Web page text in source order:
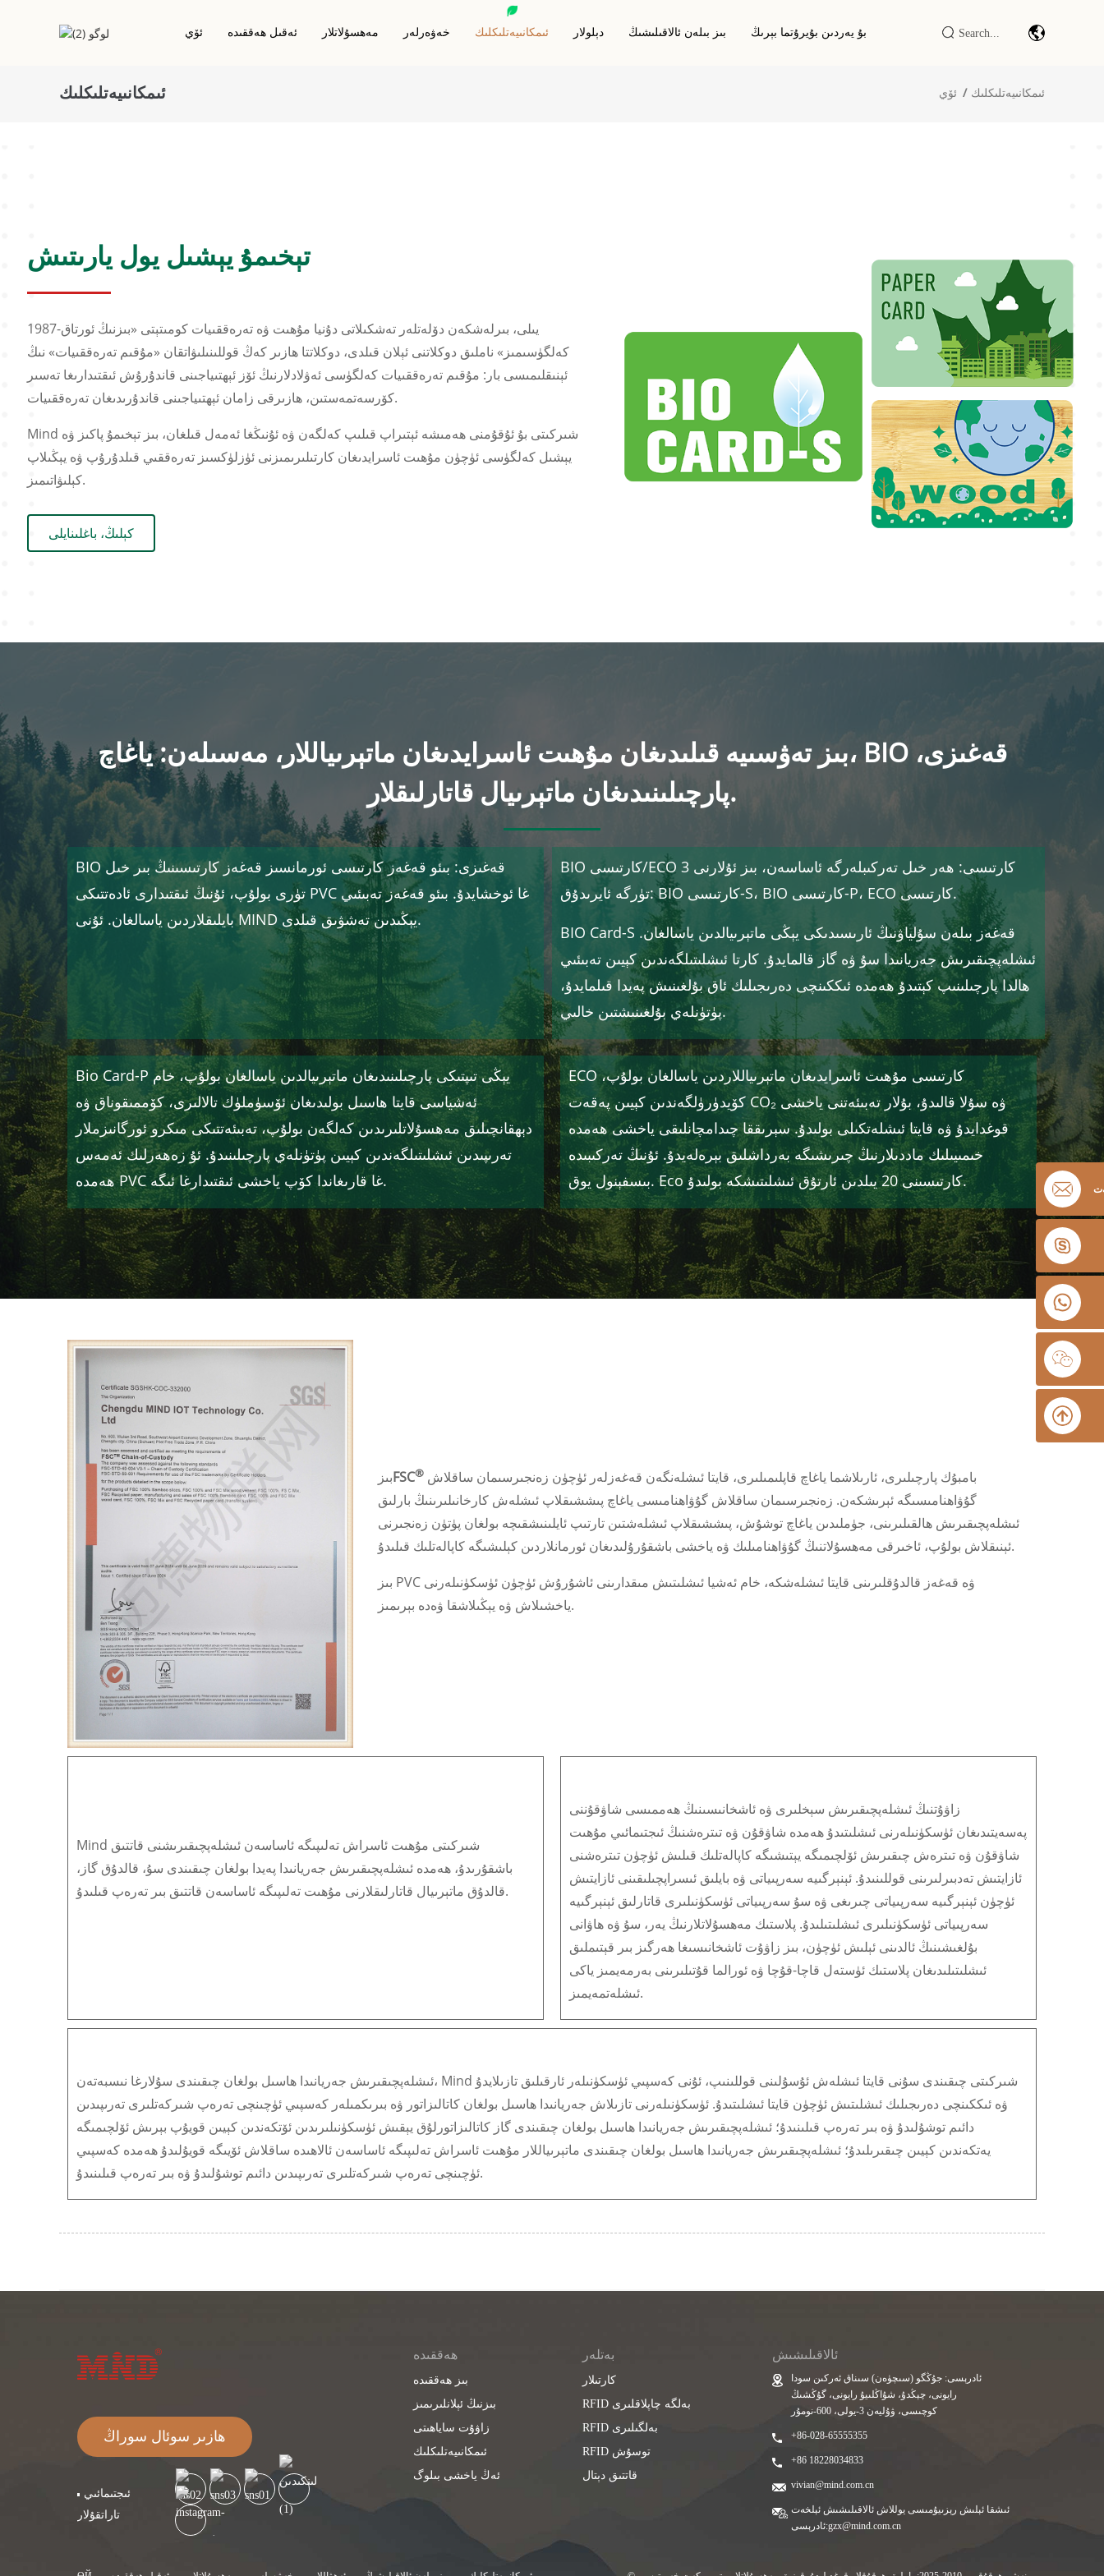
ئۆي ئەقىل ھەققىدە مەھسۇلاتلار خەۋەرلەر ئىمكانىيەتلىكلىك دېلولار بىز بىلەن ئالاقىلىشىڭ بۇ يەردىن بۇيرۇتما بېرىڭ
ئىمكانىيەتلىكلىك ئۆي ئىمكانىيەتلىكلىك
تېخىمۇ يېشىل يول يارىتىش
1987-يىلى، بىرلەشكەن دۆلەتلەر تەشكىلاتى دۇنيا مۇھىت ۋە تەرەققىيات كومىتېتى «بىزنىڭ ئورتاق
كەلگۈسىمىز» ناملىق دوكلاتنى ئېلان قىلدى، دوكلاتتا ھازىر كەڭ قوللىنىلىۋاتقان «مۇقىم تەرەققىيات» نىڭ
ئېنىقلىمىسى بار: مۇقىم تەرەققىيات كەلگۈسى ئەۋلادلارنىڭ ئۆز ئېھتىياجىنى قاندۇرۇش ئىقتىدارىغا تەسىر
كۆرسەتمەستىن، ھازىرقى زامان ئېھتىياجىنى قاندۇرىدىغان تەرەققىيات.
Mind شىركىتى بۇ ئۇقۇمنى ھەمىشە ئېتىراپ قىلىپ كەلگەن ۋە ئۇنىڭغا ئەمەل قىلغان، بىز تېخىمۇ پاكىز ۋە
يېشىل كەلگۈسى ئۈچۈن مۇھىت ئاسرايدىغان كارتىلىرىمىزنى ئۈزلۈكسىز تەرەققىي قىلدۇرۇپ ۋە يېڭىلاپ
كېلىۋاتىمىز.
كېلىڭ، باغلىنايلى
بىز تەۋسىيە قىلىدىغان مۇھىت ئاسرايدىغان ماتېرىياللار، مەسىلەن: ياغاچ، BIO قەغىزى،
پارچىلىنىدىغان ماتېرىيال قاتارلىقلار.
BIO قەغىزى: بىئو قەغەز كارتىسى ئورمانسىز قەغەز كارتىسىنىڭ بىر خىل
تۈرى بولۇپ، ئۇنىڭ ئىقتىدارى ئادەتتىكى PVC غا ئوخشايدۇ. بىئو قەغەز تەبىئىي
بايلىقلاردىن ياسالغان. ئۇنى MIND يېڭىدىن تەشۋىق قىلدى.
BIO كارتىسى/ECO كارتىسى: ھەر خىل تەركىبلەرگە ئاساسەن، بىز ئۇلارنى 3
تۈرگە ئايرىدۇق: BIO كارتىسى-S، BIO كارتىسى-P، ECO كارتىسى.
BIO Card-S قەغەز بىلەن سۇلياۋنىڭ ئارىسىدىكى يېڭى ماتېرىيالدىن ياسالغان.
ئىشلەپچىقىرىش جەريانىدا سۇ ۋە گاز قالمايدۇ. كارتا ئىشلىتىلگەندىن كېيىن تەبىئىي
ھالدا پارچىلىنىپ كېتىدۇ ھەمدە ئىككىنچى دەرىجىلىك ئاق بۇلغىنىش پەيدا قىلمايدۇ،
پۈتۈنلەي بۇلغىنىشتىن خالىي.
Bio Card-P يېڭى تىپتىكى پارچىلىنىدىغان ماتېرىيالدىن ياسالغان بولۇپ، خام
ئەشياسى قايتا ھاسىل بولىدىغان ئۆسۈملۈك تالالىرى، كۆممىقوناق ۋە
دېھقانچىلىق مەھسۇلاتلىرىدىن كەلگەن بولۇپ، تەبىئەتتىكى مىكرو ئورگانىزملار
تەرىپىدىن ئىشلىتىلگەندىن كېيىن پۈتۈنلەي پارچىلىنىدۇ. ئۇ زەھەرلىك ئەمەس
ھەمدە PVC غا قارىغاندا كۆپ ياخشى ئىقتىدارغا ئىگە.
ECO كارتىسى مۇھىت ئاسرايدىغان ماتېرىياللاردىن ياسالغان بولۇپ،
كۆيدۈرۈلگەندىن كېيىن پەقەت CO₂ ۋە سۇلا قالىدۇ، بۇلار تەبىئەتنى ياخشى
قوغدايدۇ ۋە قايتا ئىشلەتكىلى بولىدۇ. سېرىققا چىدامچانلىقى ياخشى ھەمدە
خىمىيىلىك ماددىلارنىڭ چىرىشىگە بەرداشلىق بېرەلەيدۇ. ئۇنىڭ تەركىبىدە
بىسفېنول يوق. Eco كارتىسىنى 20 يىلدىن ئارتۇق ئىشلىتىشكە بولىدۇ.
بىزFSC® بامبۇك پارچىلىرى، ئارىلاشما ياغاچ قاپلىمىلىرى، قايتا ئىشلەنگەن قەغەزلەر ئۈچۈن زەنجىرسىمان ساقلاش
گۇۋاھنامىسىگە ئېرىشكەن. زەنجىرسىمان ساقلاش گۇۋاھنامىسى ياغاچ پىششىقلاپ ئىشلەش كارخانىلىرىنىڭ بارلىق
ئىشلەپچىقىرىش ھالقىلىرىنى، جۈملىدىن ياغاچ توشۇش، پىششىقلاپ ئىشلەشتىن تارتىپ ئايلىنىشقىچە بولغان پۈتۈن زەنجىرنى
ئېنىقلاش بولۇپ، ئاخىرقى مەھسۇلاتنىڭ گۇۋاھنامىلىك ۋە ياخشى باشقۇرۇلىدىغان ئورمانلاردىن كېلىشىگە كاپالەتلىك قىلىدۇ.
بىز PVC ۋە قەغەز قالدۇقلىرىنى قايتا ئىشلەشكە، خام ئەشيا ئىشلىتىش مىقدارىنى ئاشۇرۇش ئۈچۈن ئۈسكۈنىلەرنى
ياخشىلاش ۋە يېڭىلاشقا ۋەدە بېرىمىز.
Mind شىركىتى مۇھىت ئاسراش تەلىپىگە ئاساسەن ئىشلەپچىقىرىشنى قاتتىق
باشقۇرىدۇ، ھەمدە ئىشلەپچىقىرىش جەريانىدا پەيدا بولغان چىقىندى سۇ، قالدۇق گاز،
قالدۇق ماتېرىيال قاتارلىقلارنى مۇھىت تەلىپىگە ئاساسەن قاتتىق بىر تەرەپ قىلىدۇ.
زاۋۇتنىڭ ئىشلەپچىقىرىش سېخلىرى ۋە ئاشخانىسىنىڭ ھەممىسى شاۋقۇننى
پەسەيتىدىغان ئۈسكۈنىلەرنى ئىشلىتىدۇ ھەمدە شاۋقۇن ۋە تىترەشنىڭ ئىجتىمائىي مۇھىت
شاۋقۇن ۋە تىترەش چىقىرىش ئۆلچىمىگە يېتىشىگە كاپالەتلىك قىلىش ئۈچۈن تىترەشنى
ئازايتىش تەدبىرلىرىنى قوللىنىدۇ. ئېنېرگىيە سەرپىياتى ۋە بايلىق ئىسراپچىلىقىنى ئازايتىش
ئۈچۈن ئېنېرگىيە سەرپىياتى چىرىغى ۋە سۇ سەرپىياتى ئۈسكۈنىلىرى قاتارلىق ئېنېرگىيە
سەرپىياتى ئۈسكۈنىلىرى ئىشلىتىلىدۇ. پلاستىك مەھسۇلاتلارنىڭ يەر، سۇ ۋە ھاۋانى
بۇلغىشىنىڭ ئالدىنى ئېلىش ئۈچۈن، بىز زاۋۇت ئاشخانىسىغا ھەرگىز بىر قېتىملىق
ئىشلىتىلىدىغان پلاستىك ئۈستەل قاچا-قۇچا ۋە ئورالما قۇتىلىرىنى بەرمەيمىز ياكى
ئىشلەتمەيمىز.
ئىشلەپچىقىرىش جەريانىدا ھاسىل بولغان چىقىندى سۇلارغا نىسبەتەن، Mind شىركىتى چىقىندى سۇنى قايتا ئىشلەش ئۇسۇلىنى قوللىنىپ، ئۇنى كەسپىي ئۈسكۈنىلەر ئارقىلىق تازىلايدۇ
ۋە ئىككىنچى دەرىجىلىك ئىشلىتىش ئۈچۈن قايتا ئىشلىتىدۇ. ئۈسكۈنىلەرنى تازىلاش جەريانىدا ھاسىل بولغان كاتالىزاتور ۋە بىرىكمىلەر كەسپىي ئۈچىنچى تەرەپ شىركەتلىرى تەرىپىدىن
دائىم توشۇلىدۇ ۋە بىر تەرەپ قىلىنىدۇ؛ ئىشلەپچىقىرىش جەريانىدا ھاسىل بولغان چىقىندى گاز كاتالىزاتورلۇق يېقىش ئۈسكۈنىلىرىدىن ئۆتكەندىن كېيىن قويۇپ بېرىش ئۆلچىمىگە
يەتكەندىن كېيىن چىقىرىلىدۇ؛ ئىشلەپچىقىرىش جەريانىدا ھاسىل بولغان چىقىندى ماتېرىياللار مۇھىت ئاسراش تەلىپىگە ئاساسەن ئالاھىدە ساقلاش ئۆيىگە قويۇلىدۇ ھەمدە كەسپىي
ئۈچىنچى تەرەپ شىركەتلىرى تەرىپىدىن دائىم توشۇلىدۇ ۋە بىر تەرەپ قىلىنىدۇ.
ھازىر سوئال سوراڭ
ئىجتىمائىي
تاراتقۇلار
ھەققىدە
بىز ھەققىدە
بىزنىڭ ئېلانلىرىمىز
زاۋۇت ساياھىتى
ئىمكانىيەتلىكلىك
ئەڭ ياخشى بىلوگ
بەتلەر
كارتىلار
RFID بەلگە چاپلاقلىرى
RFID بەلگىلىرى
RFID توسۇش
قاتتىق دېتال
ئالاقىلىشىش
ئادرېسى: جۇڭگو (سىچۈەن) سىناق ئەركىن سودا
رايونى، چېڭدۇ، شۇاڭلىيۇ رايونى، گۇڭشىڭ
كوچىسى، ۋۇليەن 3-يولى، 600-نومۇر
+86-028-65555355
+86 18228034833
vivian@mind.com.cn
ئىشقا ئېلىش رېزىيۇمىسى يوللاش ئالاقىلىشىش ئېلخەت
ئادرېسى:gzx@mind.com.cn